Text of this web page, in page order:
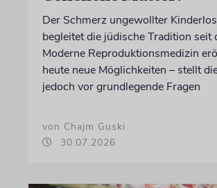
Der Schmerz ungewollter
begleitet die jüdische Tradition seit
Moderne Reproduktionsmedizin
heute neue Möglichkeiten – stellt
jedoch vor grundlegende Fragen
von Chajm Guski
30.07.2026